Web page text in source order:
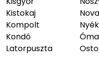
Kistokaj
Kompolt
Kondó
Latorpuszta